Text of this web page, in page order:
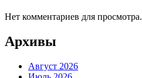
Нет комментариев для просмотра.
Архивы
Август 2026